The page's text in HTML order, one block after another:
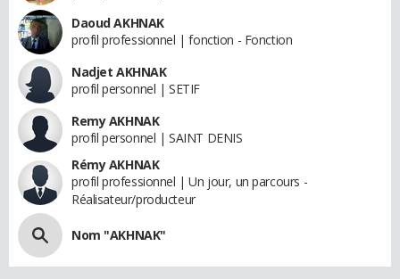
Daoud AKHNAK
profil professionnel | fonction - Fonction
Nadjet AKHNAK
profil personnel | SETIF
Remy AKHNAK
profil personnel | SAINT DENIS
Rémy AKHNAK
profil professionnel | Un jour, un parcours -
Réalisateur/producteur
Nom "AKHNAK"